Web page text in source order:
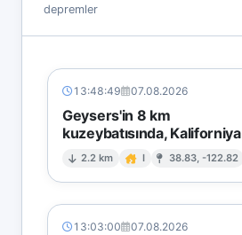
depremler
13:48:49 07.08.2026
Geysers'in 8 km
kuzeybatısında, Kaliforniya
2.2 km I 38.83, -122.82
13:03:00 07.08.2026